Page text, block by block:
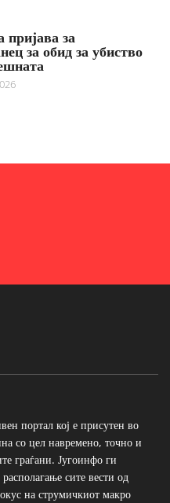
за
за обид за убиство
портал кој е присутен во
со цел навремено, точно и
граѓани. Југоинфо ги
сите вести од
на струмичкиот макро